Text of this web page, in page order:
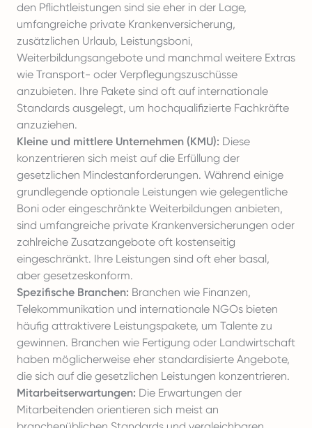
den Pflichtleistungen sind sie eher in der Lage,
umfangreiche private Krankenversicherung,
zusätzlichen Urlaub, Leistungsboni,
Weiterbildungsangebote und manchmal weitere Extras
wie Transport- oder Verpflegungszuschüsse
anzubieten. Ihre Pakete sind oft auf internationale
Standards ausgelegt, um hochqualifizierte Fachkräfte
anzuziehen.
Kleine und mittlere Unternehmen (KMU): Diese
konzentrieren sich meist auf die Erfüllung der
gesetzlichen Mindestanforderungen. Während einige
grundlegende optionale Leistungen wie gelegentliche
Boni oder eingeschränkte Weiterbildungen anbieten,
sind umfangreiche private Krankenversicherungen oder
zahlreiche Zusatzangebote oft kostenseitig
eingeschränkt. Ihre Leistungen sind oft eher basal,
aber gesetzeskonform.
Spezifische Branchen: Branchen wie Finanzen,
Telekommunikation und internationale NGOs bieten
häufig attraktivere Leistungspakete, um Talente zu
gewinnen. Branchen wie Fertigung oder Landwirtschaft
haben möglicherweise eher standardisierte Angebote,
die sich auf die gesetzlichen Leistungen konzentrieren.
Mitarbeitserwartungen: Die Erwartungen der
Mitarbeitenden orientieren sich meist an